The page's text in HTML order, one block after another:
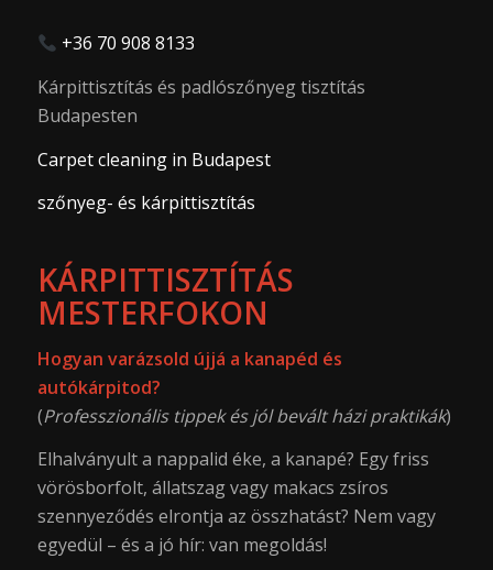
+36 70 908 8133
Kárpittisztítás és padlószőnyeg tisztítás
Budapesten
Carpet cleaning in Budapest
szőnyeg- és kárpittisztítás
KÁRPITTISZTÍTÁS
MESTERFOKON
Hogyan varázsold újjá a kanapéd és
autókárpitod?
(Professzionális tippek és jól bevált házi praktikák)
Elhalványult a nappalid éke, a kanapé? Egy friss
vörösborfolt, állatszag vagy makacs zsíros
szennyeződés elrontja az összhatást? Nem vagy
egyedül – és a jó hír: van megoldás!